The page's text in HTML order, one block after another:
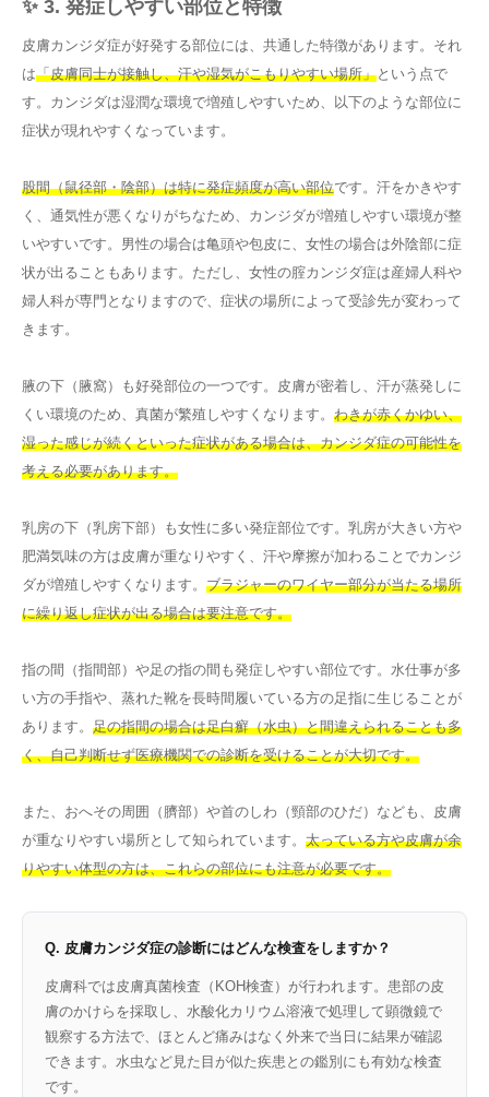
✨ 3. 発症しやすい部位と特徴
皮膚カンジダ症が好発する部位には、共通した特徴があります。それ
は「皮膚同士が接触し、汗や湿気がこもりやすい場所」という点で
す。カンジダは湿潤な環境で増殖しやすいため、以下のような部位に
症状が現れやすくなっています。
股間（鼠径部・陰部）は特に発症頻度が高い部位です。汗をかきやす
く、通気性が悪くなりがちなため、カンジダが増殖しやすい環境が整
いやすいです。男性の場合は亀頭や包皮に、女性の場合は外陰部に症
状が出ることもあります。ただし、女性の腟カンジダ症は産婦人科や
婦人科が専門となりますので、症状の場所によって受診先が変わって
きます。
腋の下（腋窩）も好発部位の一つです。皮膚が密着し、汗が蒸発しに
くい環境のため、真菌が繁殖しやすくなります。 わきが赤くかゆい、
湿った感じが続くといった症状がある場合は、カンジダ症の可能性を
考える必要があります。
乳房の下（乳房下部）も女性に多い発症部位です。乳房が大きい方や
肥満気味の方は皮膚が重なりやすく、汗や摩擦が加わることでカンジ
ダが増殖しやすくなります。 ブラジャーのワイヤー部分が当たる場所
に繰り返し症状が出る場合は要注意です。
指の間（指間部）や足の指の間も発症しやすい部位です。水仕事が多
い方の手指や、蒸れた靴を長時間履いている方の足指に生じることが
あります。 足の指間の場合は足白癬（水虫）と間違えられることも多
く、自己判断せず医療機関での診断を受けることが大切です。
また、おへその周囲（臍部）や首のしわ（頸部のひだ）なども、皮膚
が重なりやすい場所として知られています。 太っている方や皮膚が余
りやすい体型の方は、これらの部位にも注意が必要です。
Q. 皮膚カンジダ症の診断にはどんな検査をしますか？
皮膚科では皮膚真菌検査（KOH検査）が行われます。患部の皮
膚のかけらを採取し、水酸化カリウム溶液で処理して顕微鏡で
観察する方法で、ほとんど痛みはなく外来で当日に結果が確認
できます。水虫など見た目が似た疾患との鑑別にも有効な検査
です。